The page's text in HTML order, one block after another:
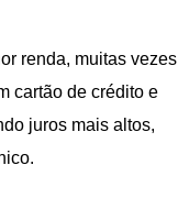
renda, muitas vezes
cartão de crédito e
juros mais altos,